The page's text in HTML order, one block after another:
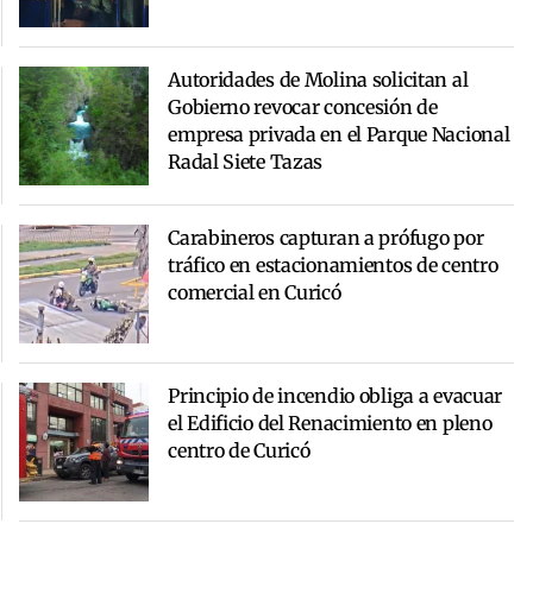
Autoridades de Molina solicitan al
Gobierno revocar concesión de
empresa privada en el Parque Nacional
Radal Siete Tazas
Carabineros capturan a prófugo por
tráfico en estacionamientos de centro
comercial en Curicó
Principio de incendio obliga a evacuar
el Edificio del Renacimiento en pleno
centro de Curicó